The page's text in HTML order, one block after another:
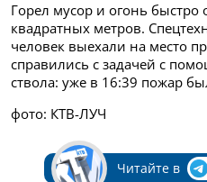
Горел мусор и огонь
квадратных метров.
человек выехали на место
справились с задачей с
ствола: уже в 16:39 пожар
фото: КТВ-ЛУЧ
Читайте в